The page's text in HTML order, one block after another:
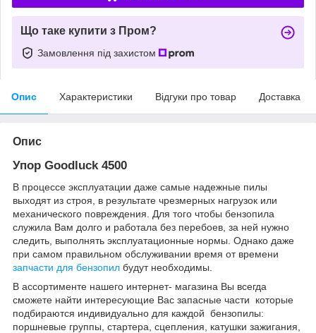
Що таке купити з Пром?
Замовлення під захистом
Опис Характеристики Відгуки про товар Доставка
Опис
Упор Goodluck 4500
В процессе эксплуатации даже самые надежные пилы
выходят из строя, в результате чрезмерных нагрузок или
механического повреждения. Для того чтобы бензопила
служила Вам долго и работала без перебоев, за ней нужно
следить, выполнять эксплуатационные нормы. Однако даже
при самом правильном обслуживании время от времени
запчасти для бензопил будут необходимы.
В ассортименте нашего интернет- магазина Вы всегда
сможете найти интересующие Вас запасные части которые
подбираются индивидуально для каждой бензопилы:
поршневые группы, стартера, сцепления, катушки зажигания,